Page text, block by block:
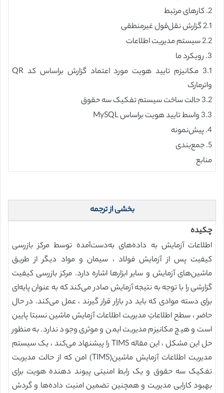
2. کارهای مرتبط
2.1 گزارش نقل‌قول غیرمنطقی
2.2 سیستم مدیریت اطلاعات
3. رویکرد ما
3.1 مکانیزم تایید هویت مورد اعتماد گزارش براساس کد QR
واترمارک
3.2 حالت ساخت سیستم تفکیک سه حقوق
3.3 واسط تایید هویت براساس MySQL
4. پیش‌نمونه
5. جمع‌بندی
منابع
بخشی از ترجمه
چکیده
اطلاعات آزمایش به داده‌های به‌دست‌آمده توسط مرکز بازرسی
کیفیت پس از آزمایش فولاد ، سیمان و مواد دیگر از طریق
ماشین‌های آزمایش و سایر ابزارها اشاره دارد. مرکز بازرسی کیفیت
گزارشی را با توجه به نتیجه آزمایش صادر می‌کند که به عنوان پایه‌ای
برای دسته موادی که باید در بازار قرار گیرند ، عمل می‌کند. در حال
حاضر ، سطح اطلاعاتِ مدیریت اطلاعات آزمایش ماشین نسبتا پایین
است و هیچ مکانیزم مدیریت ایمن و موثری وجود ندارد. به منظور
حل این مشکل ، این مقاله TIMS را پیشنهاد می‌کند ، یک سیستم
مدیریت اطلاعات آزمایش ماشین(TIMS) امن که از حالت مدیریت
تفکیک سه حقوق و یک رابط امنیتی پیوند دهنده هویت برای
بهبود کارایی مدیریت و همچنین تضمین امنیت داده‌ها و گردش